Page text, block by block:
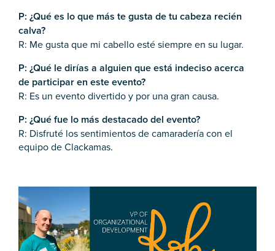
P: ¿Qué es lo que más te gusta de tu cabeza recién
calva?
R: Me gusta que mi cabello esté siempre en su lugar.
P: ¿Qué le dirías a alguien que está indeciso acerca
de participar en este evento?
R: Es un evento divertido y por una gran causa.
P: ¿Qué fue lo más destacado del evento?
R: Disfruté los sentimientos de camaradería con el
equipo de Clackamas.